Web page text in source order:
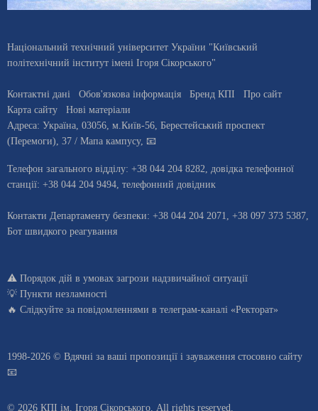
Національний технічний університет України "Київський
політехнічний інститут імені Ігоря Сікорського"
Контактні дані Обов'язкова інформація Бренд КПІ
Про сайт
Карта сайту
Нові матеріали
Адреса: Україна, 03056, м.Київ-56, Берестейський проспект
(Перемоги), 37 / Мапа кампусу, 📧
Телефон загального відділу: +38 044 204 8282 , довiдка телефонної
станцiї: +38 044 204 9494 телефонний довідник
Контакти Департаменту безпеки: +38 044 204 2071, +38 097 373 5387,
Бот швидкого реагування
⚠️ Порядок дій в умовах загрози надзвичайної ситуації
💡 Пункти незламності
🔥 Слідкуйте за повідомленнями в телеграм-каналі «Ректорат»
1998-2026 © Вдячні за ваші пропозиції і зауваження стосовно сайту
📧
© 2026 КПІ ім. Ігоря Сікорського, All rights reserved.